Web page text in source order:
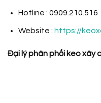
Hotline : 0909.210.516
Website : https://
Đại lý phân phối keo xây